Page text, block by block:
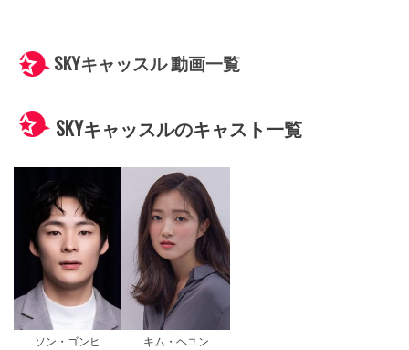
SKYキャッスル 動画一覧
SKYキャッスルのキャスト一覧
ソン・ゴンヒ キム・ヘユン